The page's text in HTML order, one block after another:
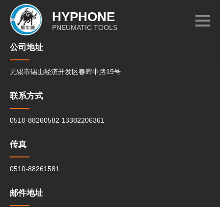
HYPHONE
PNEUMATIC TOOLS
公司地址
无锡市锡山经济开发区春晖中路19号
联系方式
0510-88260582 13382206361
传真
0510-88261581
邮件地址